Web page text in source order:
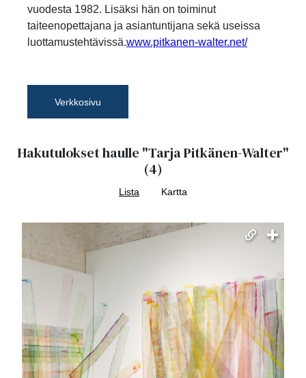
vuodesta 1982. Lisäksi hän on toiminut
taiteenopettajana ja asiantuntijana sekä useissa
luottamustehtävissä.www.pitkanen-walter.net/
Verkkosivu
Hakutulokset haulle "Tarja Pitkänen-Walter"
(4)
Lista Kartta